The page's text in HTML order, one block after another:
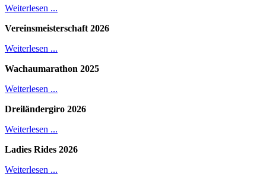
Weiterlesen ...
Vereinsmeisterschaft 2026
Weiterlesen ...
Wachaumarathon 2025
Weiterlesen ...
Dreiländergiro 2026
Weiterlesen ...
Ladies Rides 2026
Weiterlesen ...